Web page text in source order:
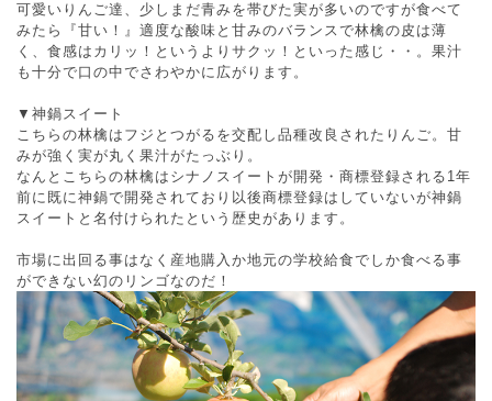
可愛いりんご達、少しまだ青みを帯びた実が多いのですが食べて
みたら『甘い！』適度な酸味と甘みのバランスで林檎の皮は薄
く、食感はカリッ！というよりサクッ！といった感じ・・。果汁
も十分で口の中でさわやかに広がります。
▼神鍋スイート
こちらの林檎はフジとつがるを交配し品種改良されたりんご。甘
みが強く実が丸く果汁がたっぶり。
なんとこちらの林檎はシナノスイートが開発・商標登録される1年
前に既に神鍋で開発されており以後商標登録はしていないが神鍋
スイートと名付けられたという歴史があります。
市場に出回る事はなく産地購入か地元の学校給食でしか食べる事
ができない幻のリンゴなのだ！